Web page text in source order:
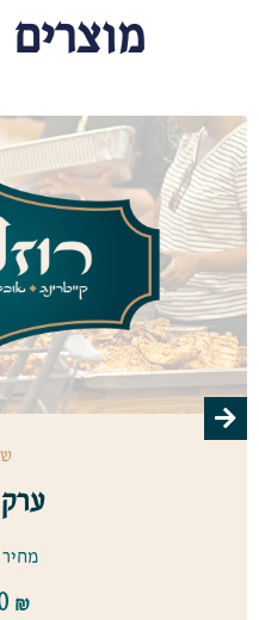
₪